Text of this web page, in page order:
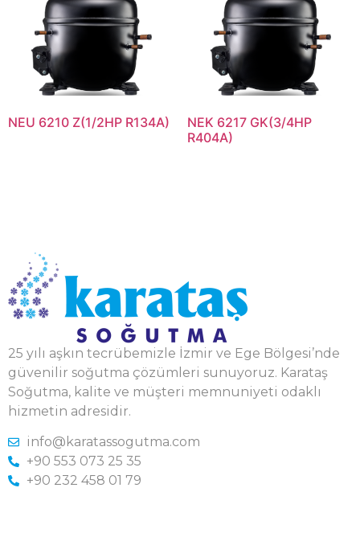
NEU 6210 Z(1/2HP R134A)
NEK 6217 GK(3/4HP
R404A)
25 yılı aşkın tecrübemizle İzmir ve Ege Bölgesi’nde
güvenilir soğutma çözümleri sunuyoruz. Karataş
Soğutma, kalite ve müşteri memnuniyeti odaklı
hizmetin adresidir.
info@karatassogutma.com
+90 553 073 25 35
+90 232 458 01 79